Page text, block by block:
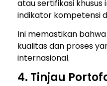
atau sertifikasi
indikator kompetensi
Ini memastikan
kualitas dan proses
internasional.
4. Tinjau